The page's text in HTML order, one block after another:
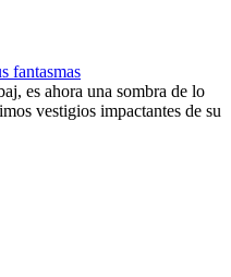
fantasmas
es ahora una sombra de lo
vestigios impactantes de su